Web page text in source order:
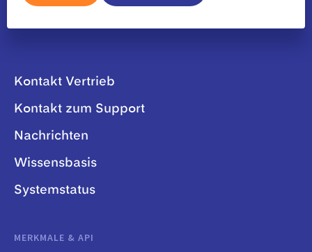
Kontakt Vertrieb
Kontakt zum Support
Nachrichten
Wissensbasis
Systemstatus
MERKMALE & API